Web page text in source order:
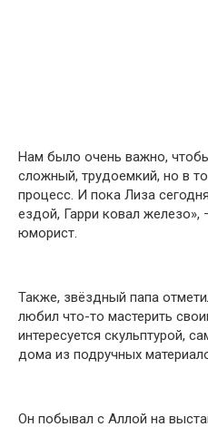
Нам было очень важно,
сложный, трудоемкий, но в
процесс. И пока Лиза
ездой, Гарри ковал
юморист.
Также, звёздный папа
любил что-то мастерить
интересуется скульптурой,
дома из подручных
Он побывал с Аллой на